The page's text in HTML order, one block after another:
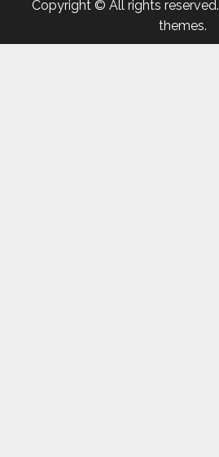
Copyright © All rights reserved.
themes.